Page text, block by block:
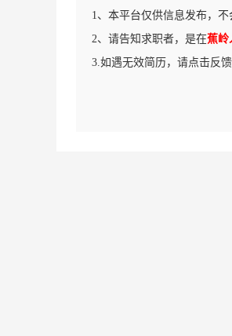
1、本平台仅供信息发布，
2、请告知求职者，是在蕉岭
3.如遇无效简历，请点击反